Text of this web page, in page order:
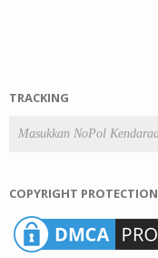
TRACKING
COPYRIGHT PROTECTION